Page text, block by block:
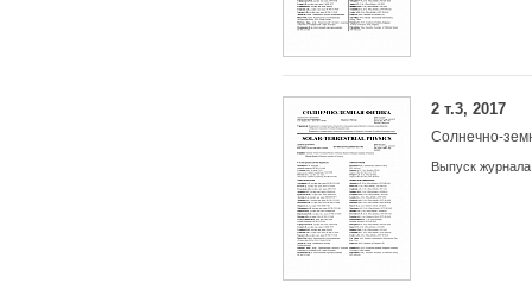
2 т.3, 2017
Солнечно-
Выпуск журнала